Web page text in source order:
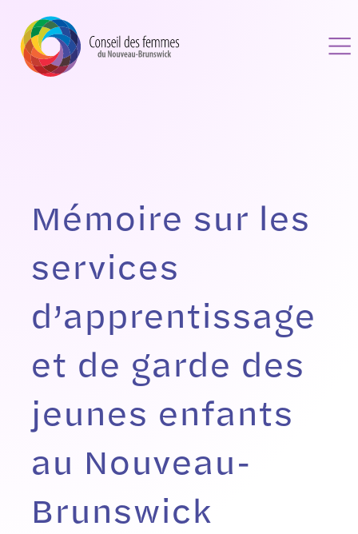
Mémoire sur les
services
d’apprentissage
et de garde des
jeunes enfants
au Nouveau-
Brunswick